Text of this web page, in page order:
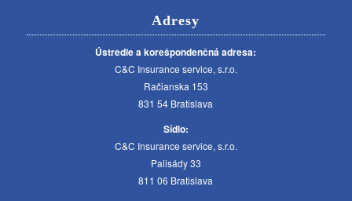
Adresy
Ústredie a korešpondenčná adresa:
C&C Insurance service, s.r.o.
Račianska 153
831 54 Bratislava
Sídlo:
C&C Insurance service, s.r.o.
Palisády 33
811 06 Bratislava